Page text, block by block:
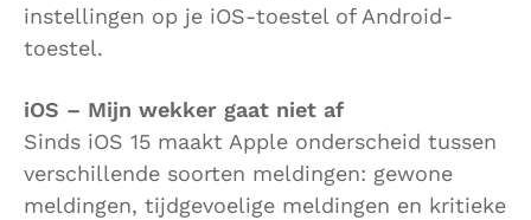
instellingen op je iOS-toestel of Android-
toestel.
iOS – Mijn wekker gaat niet af
Sinds iOS 15 maakt Apple onderscheid tussen
verschillende soorten meldingen: gewone
meldingen, tijdgevoelige meldingen en kritieke